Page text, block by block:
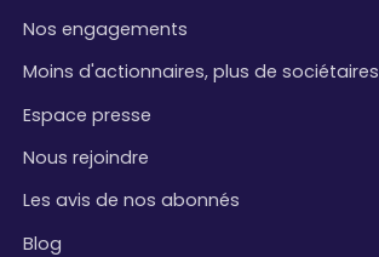
Nos engagements
Moins d'actionnaires, plus de sociétaires
Espace presse
Nous rejoindre
Les avis de nos abonnés
Blog